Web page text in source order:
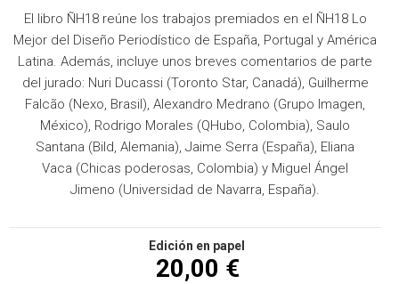
El libro ÑH18 reúne los trabajos premiados en el ÑH18 Lo
Mejor del Diseño Periodístico de España, Portugal y América
Latina. Además, incluye unos breves comentarios de parte
del jurado: Nuri Ducassi (Toronto Star, Canadá), Guilherme
Falcão (Nexo, Brasil), Alexandro Medrano (Grupo Imagen,
México), Rodrigo Morales (QHubo, Colombia), Saulo
Santana (Bild, Alemania), Jaime Serra (España), Eliana
Vaca (Chicas poderosas, Colombia) y Miguel Ángel
Jimeno (Universidad de Navarra, España).
Edición en papel
20,00 €